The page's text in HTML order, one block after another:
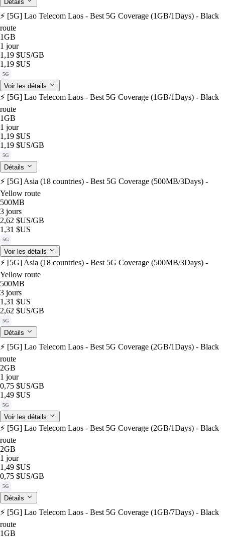
Détails
⚡️ [5G] Lao Telecom Laos - Best 5G Coverage (1GB/1Days) - Black
route
1GB
1 jour
1,19 $US/GB
1,19 $US
5G
Voir les détails
⚡️ [5G] Lao Telecom Laos - Best 5G Coverage (1GB/1Days) - Black
route
1GB
1 jour
1,19 $US
1,19 $US/GB
5G
Détails
⚡️ [5G] Asia (18 countries) - Best 5G Coverage (500MB/3Days) -
Yellow route
500MB
3 jours
2,62 $US/GB
1,31 $US
5G
Voir les détails
⚡️ [5G] Asia (18 countries) - Best 5G Coverage (500MB/3Days) -
Yellow route
500MB
3 jours
1,31 $US
2,62 $US/GB
5G
Détails
⚡️ [5G] Lao Telecom Laos - Best 5G Coverage (2GB/1Days) - Black
route
2GB
1 jour
0,75 $US/GB
1,49 $US
5G
Voir les détails
⚡️ [5G] Lao Telecom Laos - Best 5G Coverage (2GB/1Days) - Black
route
2GB
1 jour
1,49 $US
0,75 $US/GB
5G
Détails
⚡️ [5G] Lao Telecom Laos - Best 5G Coverage (1GB/7Days) - Black
route
1GB